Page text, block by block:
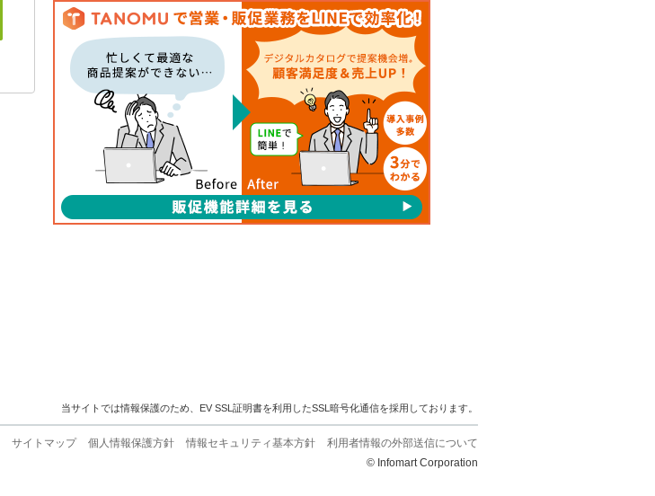
当サイトでは情報保護のため、EV SSL証明書を利用したSSL暗号化通信を採用しております。
サイトマップ 個人情報保護方針 情報セキュリティ基本方針
利用者情報の外部送信について
© Infomart Corporation